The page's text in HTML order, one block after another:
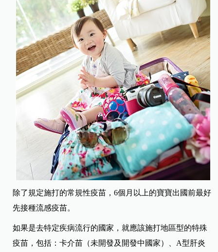
除了規定施打的常規性疫苗，6個月以上的寶寶出國前最好
先接種流感疫苗。
如果是去特定疾病流行的國家，就應該施打地區型的特殊
疫苗，包括：卡介苗（未開發及開發中國家）、A型肝炎